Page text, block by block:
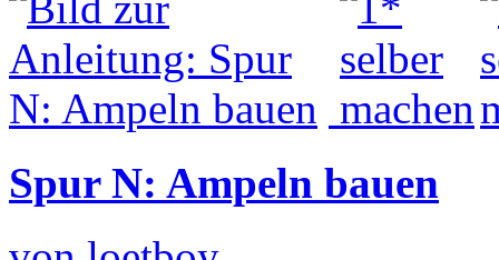
Spur N: Ampeln bauen